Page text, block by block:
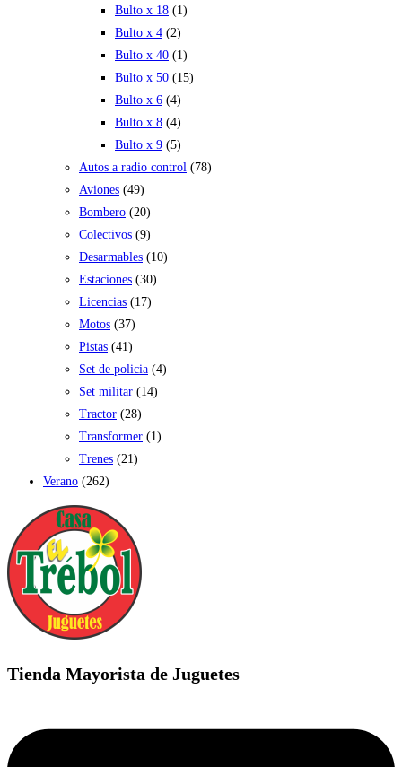
Bulto x 18 (1)
Bulto x 4 (2)
Bulto x 40 (1)
Bulto x 50 (15)
Bulto x 6 (4)
Bulto x 8 (4)
Bulto x 9 (5)
Autos a radio control (78)
Aviones (49)
Bombero (20)
Colectivos (9)
Desarmables (10)
Estaciones (30)
Licencias (17)
Motos (37)
Pistas (41)
Set de policia (4)
Set militar (14)
Tractor (28)
Transformer (1)
Trenes (21)
Verano (262)
Tienda Mayorista de Juguetes